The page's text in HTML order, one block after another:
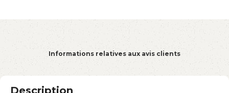
Informations relatives aux avis clients
Description